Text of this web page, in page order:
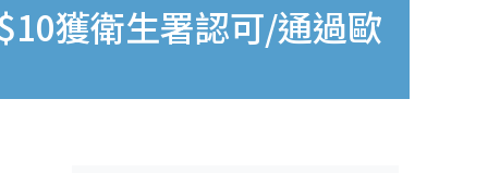
獲衛生署認可/通過歐